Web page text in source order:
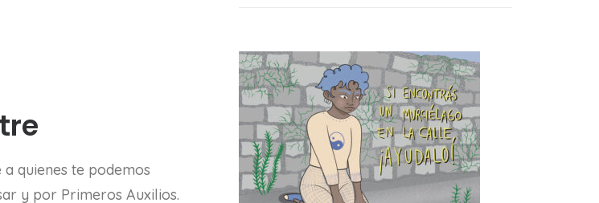
quienes te podemos
y por Primeros Auxilios.